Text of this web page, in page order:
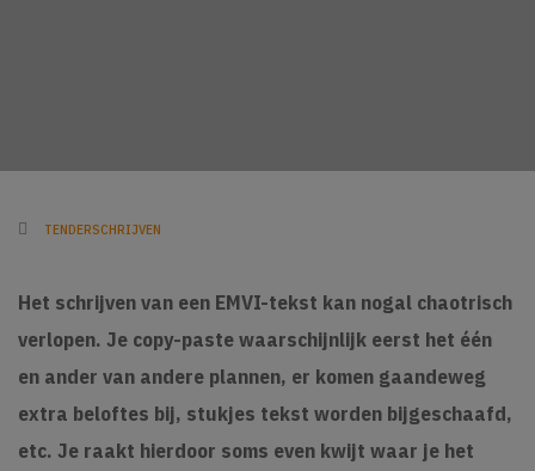
TENDERSCHRIJVEN
Het schrijven van een EMVI-tekst kan nogal chaotrisch
verlopen. Je copy-paste waarschijnlijk eerst het één
en ander van andere plannen, er komen gaandeweg
extra beloftes bij, stukjes tekst worden bijgeschaafd,
etc. Je raakt hierdoor soms even kwijt waar je het